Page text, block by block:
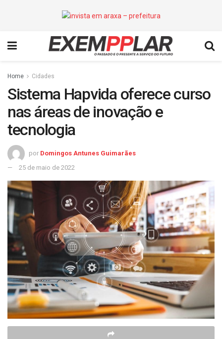
Home Cidades
Sistema Hapvida oferece curso
nas áreas de inovação e
tecnologia
por Domingos Antunes Guimarães
25 de maio de 2022